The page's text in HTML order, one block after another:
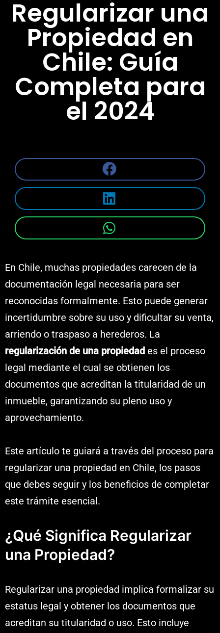
Regularizar una
Propiedad en
Chile: Guía
Completa para
el 2024
En Chile, muchas propiedades carecen de la
documentación legal necesaria para ser
reconocidas formalmente. Esto puede generar
incertidumbre sobre su uso y dificultar su venta,
arriendo o traspaso a herederos. La
regularización de una propiedad es el proceso
legal mediante el cual se obtienen los
documentos que acreditan la titularidad de un
inmueble, garantizando su pleno uso y
aprovechamiento.
Este artículo te guiará a través del proceso para
regularizar una propiedad en Chile, los pasos
que debes seguir y los beneficios de completar
este trámite esencial.
¿Qué Significa Regularizar
una Propiedad?
Regularizar una propiedad implica formalizar su
estatus legal y obtener los documentos que
acreditan su titularidad o uso. Esto incluye